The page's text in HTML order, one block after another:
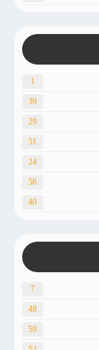
1
39
29
51
24
56
40
7
48
59